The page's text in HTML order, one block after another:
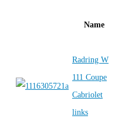
Name
Radring W
111 Coupe
Cabriolet
links